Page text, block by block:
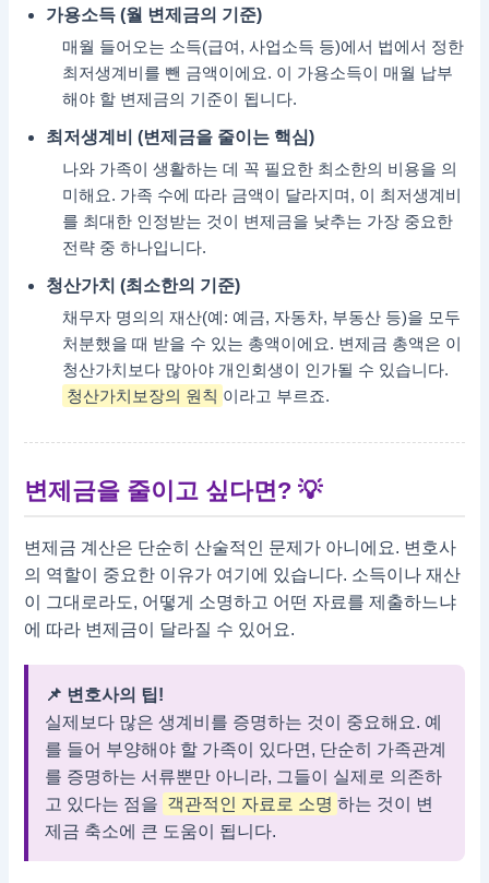
가용소득 (월 변제금의 기준)
매월 들어오는 소득(급여, 사업소득 등)에서 법에서 정한
최저생계비를 뺀 금액이에요. 이 가용소득이 매월 납부
해야 할 변제금의 기준이 됩니다.
최저생계비 (변제금을 줄이는 핵심)
나와 가족이 생활하는 데 꼭 필요한 최소한의 비용을 의
미해요. 가족 수에 따라 금액이 달라지며, 이 최저생계비
를 최대한 인정받는 것이 변제금을 낮추는 가장 중요한
전략 중 하나입니다.
청산가치 (최소한의 기준)
채무자 명의의 재산(예: 예금, 자동차, 부동산 등)을 모두
처분했을 때 받을 수 있는 총액이에요. 변제금 총액은 이
청산가치보다 많아야 개인회생이 인가될 수 있습니다.
청산가치보장의 원칙 이라고 부르죠.
변제금을 줄이고 싶다면? 💡
변제금 계산은 단순히 산술적인 문제가 아니에요. 변호사
의 역할이 중요한 이유가 여기에 있습니다. 소득이나 재산
이 그대로라도, 어떻게 소명하고 어떤 자료를 제출하느냐
에 따라 변제금이 달라질 수 있어요.
📌 변호사의 팁!
실제보다 많은 생계비를 증명하는 것이 중요해요. 예
를 들어 부양해야 할 가족이 있다면, 단순히 가족관계
를 증명하는 서류뿐만 아니라, 그들이 실제로 의존하
고 있다는 점을 객관적인 자료로 소명 하는 것이 변
제금 축소에 큰 도움이 됩니다.